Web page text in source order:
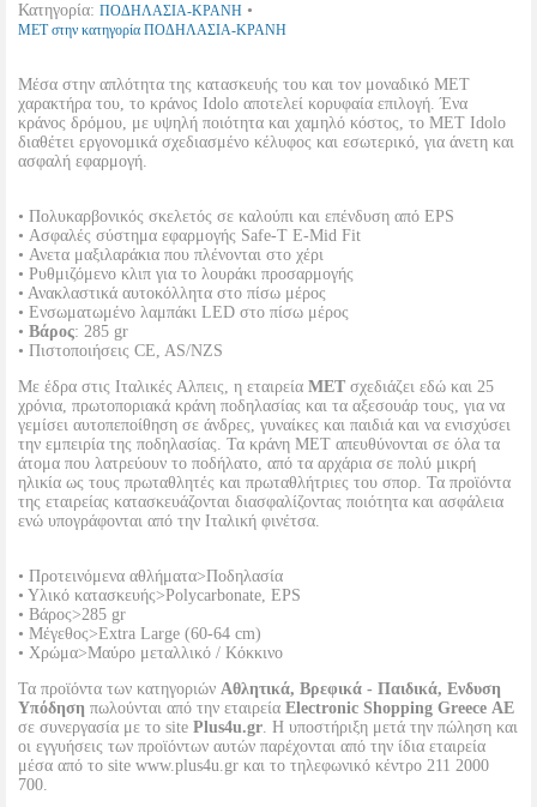
Κατηγορία: ΠΟΔΗΛΑΣΙΑ-ΚΡΑΝΗ •
MET στην κατηγορία ΠΟΔΗΛΑΣΙΑ-ΚΡΑΝΗ
Μέσα στην απλότητα της κατασκευής του και τον μοναδικό MET
χαρακτήρα του, το κράνος Idolo αποτελεί κορυφαία επιλογή. Ένα
κράνος δρόμου, με υψηλή ποιότητα και χαμηλό κόστος, το MET Idolo
διαθέτει εργονομικά σχεδιασμένο κέλυφος και εσωτερικό, για άνετη και
ασφαλή εφαρμογή.
• Πολυκαρβονικός σκελετός σε καλούπι και επένδυση από EPS
• Ασφαλές σύστημα εφαρμογής Safe-T E-Mid Fit
• Ανετα μαξιλαράκια που πλένονται στο χέρι
• Ρυθμιζόμενο κλιπ για το λουράκι προσαρμογής
• Ανακλαστικά αυτοκόλλητα στο πίσω μέρος
• Ενσωματωμένο λαμπάκι LED στο πίσω μέρος
• Βάρος: 285 gr
• Πιστοποιήσεις CE, AS/NZS
Με έδρα στις Ιταλικές Αλπεις, η εταιρεία MET σχεδιάζει εδώ και 25
χρόνια, πρωτοποριακά κράνη ποδηλασίας και τα αξεσουάρ τους, για να
γεμίσει αυτοπεποίθηση σε άνδρες, γυναίκες και παιδιά και να ενισχύσει
την εμπειρία της ποδηλασίας. Τα κράνη MET απευθύνονται σε όλα τα
άτομα που λατρεύουν το ποδήλατο, από τα αρχάρια σε πολύ μικρή
ηλικία ως τους πρωταθλητές και πρωταθλήτριες του σπορ. Τα προϊόντα
της εταιρείας κατασκευάζονται διασφαλίζοντας ποιότητα και ασφάλεια
ενώ υπογράφονται από την Ιταλική φινέτσα.
• Προτεινόμενα αθλήματα>Ποδηλασία
• Υλικό κατασκευής>Polycarbonate, EPS
• Βάρος>285 gr
• Μέγεθος>Extra Large (60-64 cm)
• Χρώμα>Μαύρο μεταλλικό / Κόκκινο
Τα προϊόντα των κατηγοριών Αθλητικά, Βρεφικά - Παιδικά, Ενδυση
Υπόδηση πωλούνται από την εταιρεία Electronic Shopping Greece ΑΕ
σε συνεργασία με το site Plus4u.gr. Η υποστήριξη μετά την πώληση και
οι εγγυήσεις των προϊόντων αυτών παρέχονται από την ίδια εταιρεία
μέσα από το site www.plus4u.gr και το τηλεφωνικό κέντρο 211 2000
700.